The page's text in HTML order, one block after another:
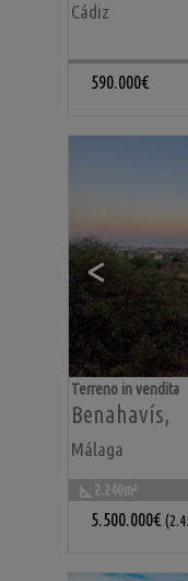
Cádiz
590.000€
<
Benahavís,
Málaga
Terreno in vendita
2.240m²
5.500.000€